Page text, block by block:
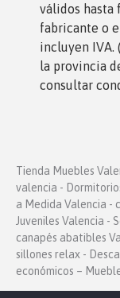
válidos hasta
fabricante o
incluyen IVA.
la provincia
consultar
Tienda Muebles
valencia -
a Medida Valencia -
Juveniles Valencia -
canapés abatibles
sillones relax -
económicos –